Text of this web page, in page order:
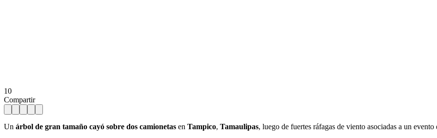
10
Compartir
Un árbol de gran tamaño cayó sobre dos camionetas en Tampico, Tamaulipas, luego de fuertes ráfagas de viento asociadas a un evento